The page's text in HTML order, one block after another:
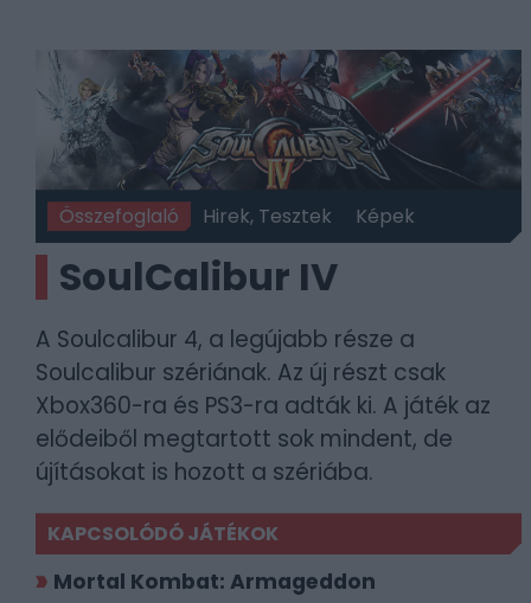
Összefoglaló Hirek, Tesztek Képek
SoulCalibur IV
A Soulcalibur 4, a legújabb része a
Soulcalibur szériának. Az új részt csak
Xbox360-ra és PS3-ra adták ki. A játék az
elődeiből megtartott sok mindent, de
újításokat is hozott a szériába.
KAPCSOLÓDÓ JÁTÉKOK
Mortal Kombat: Armageddon